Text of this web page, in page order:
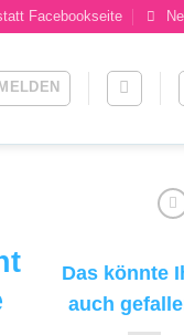
Facebookseite
Das könnte
auch